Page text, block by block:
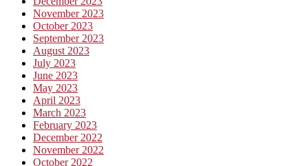
November 2023
October 2023
September 2023
August 2023
July 2023
June 2023
May 2023
April 2023
March 2023
February 2023
December 2022
November 2022
October 2022